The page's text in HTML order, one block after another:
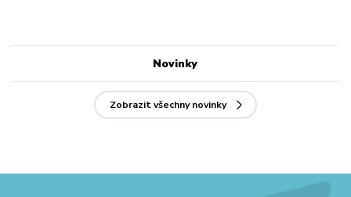
Novinky
Zobrazit všechny novinky